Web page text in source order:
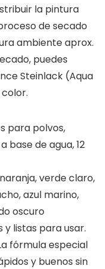
la pintura
de secado
ambiente aprox.
puedes
Steinlack (Aqua
para polvos,
base de agua, 12
verde claro,
azul marino,
oscuro
listas para usar.
fórmula especial
y buenos sin